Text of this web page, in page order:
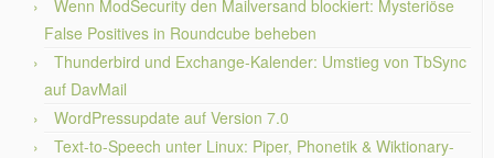
Wenn ModSecurity den Mailversand blockiert: Mysteriöse
False Positives in Roundcube beheben
Thunderbird und Exchange-Kalender: Umstieg von TbSync
auf DavMail
WordPressupdate auf Version 7.0
Text-to-Speech unter Linux: Piper, Phonetik & Wiktionary-